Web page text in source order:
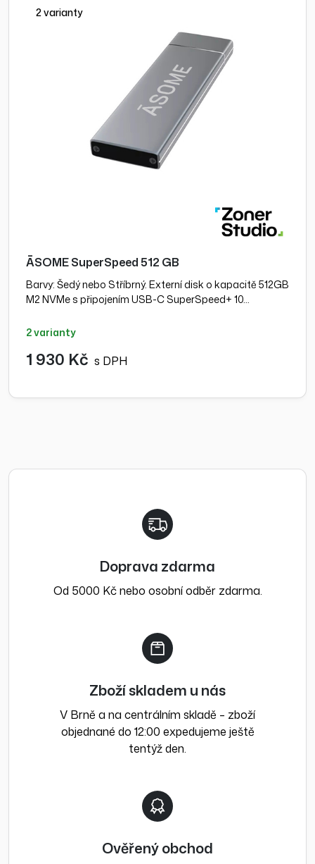
2 varianty
ĀSOME SuperSpeed 512 GB
Barvy: Šedý nebo Stříbrný. Externí disk o kapacitě 512GB
M2 NVMe s připojením USB-C SuperSpeed+ 10…
2 varianty
1 930 Kč s DPH
Doprava zdarma
Od 5000 Kč nebo osobní odběr zdarma.
Zboží skladem u nás
V Brně a na centrálním skladě – zboží
objednané do 12:00 expedujeme ještě
tentýž den.
Ověřený obchod